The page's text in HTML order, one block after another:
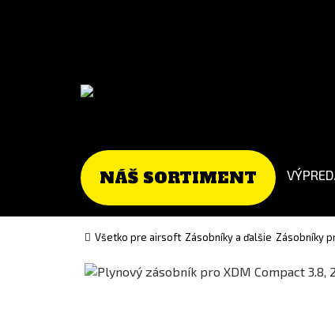
version
NÁŠ SORTIMENT
Všetko pre airsoft Zásobníky a ďalšie Zásobníky